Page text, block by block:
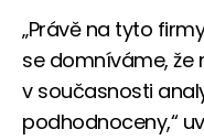
„Právě na tyto
se domníváme, že
v současnosti
podhodnoceny,“